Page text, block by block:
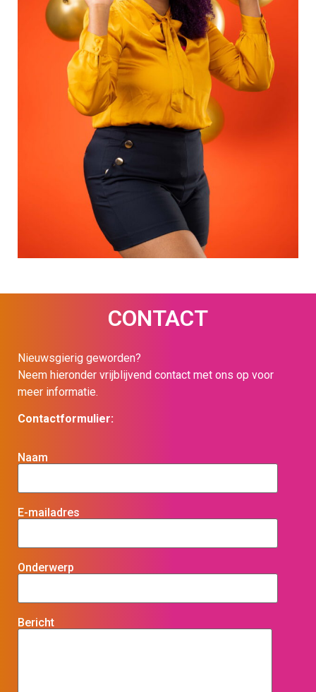
CONTACT
Nieuwsgierig geworden?
Neem hieronder vrijblijvend contact met ons op voor
meer informatie.
Contactformulier:
Naam
E-mailadres
Onderwerp
Bericht